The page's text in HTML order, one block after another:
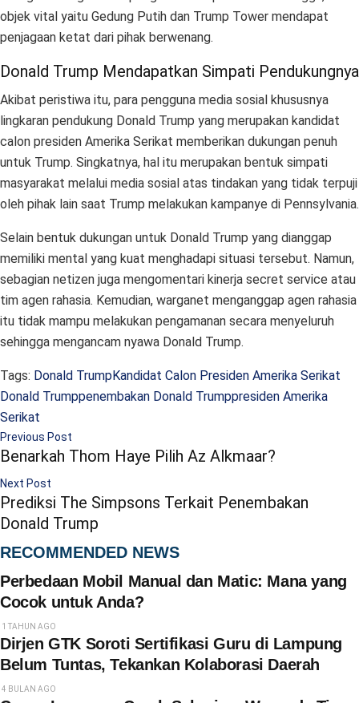
objek vital yaitu Gedung Putih dan Trump Tower mendapat
penjagaan ketat dari pihak berwenang.
Donald Trump Mendapatkan Simpati Pendukungnya
Akibat peristiwa itu, para pengguna media sosial khususnya
lingkaran pendukung Donald Trump yang merupakan kandidat
calon presiden Amerika Serikat memberikan dukungan penuh
untuk Trump. Singkatnya, hal itu merupakan bentuk simpati
masyarakat melalui media sosial atas tindakan yang tidak terpuji
oleh pihak lain saat Trump melakukan kampanye di Pennsylvania.
Selain bentuk dukungan untuk Donald Trump yang dianggap
memiliki mental yang kuat menghadapi situasi tersebut. Namun,
sebagian netizen juga mengomentari kinerja secret service atau
tim agen rahasia. Kemudian, warganet menganggap agen rahasia
itu tidak mampu melakukan pengamanan secara menyeluruh
sehingga mengancam nyawa Donald Trump.
Tags: Donald TrumpKandidat Calon Presiden Amerika Serikat
Donald Trumppenembakan Donald Trumppresiden Amerika
Serikat
Previous Post
Benarkah Thom Haye Pilih Az Alkmaar?
Next Post
Prediksi The Simpsons Terkait Penembakan
Donald Trump
RECOMMENDED NEWS
Perbedaan Mobil Manual dan Matic: Mana yang
Cocok untuk Anda?
1 TAHUN AGO
Dirjen GTK Soroti Sertifikasi Guru di Lampung
Belum Tuntas, Tekankan Kolaborasi Daerah
4 BULAN AGO